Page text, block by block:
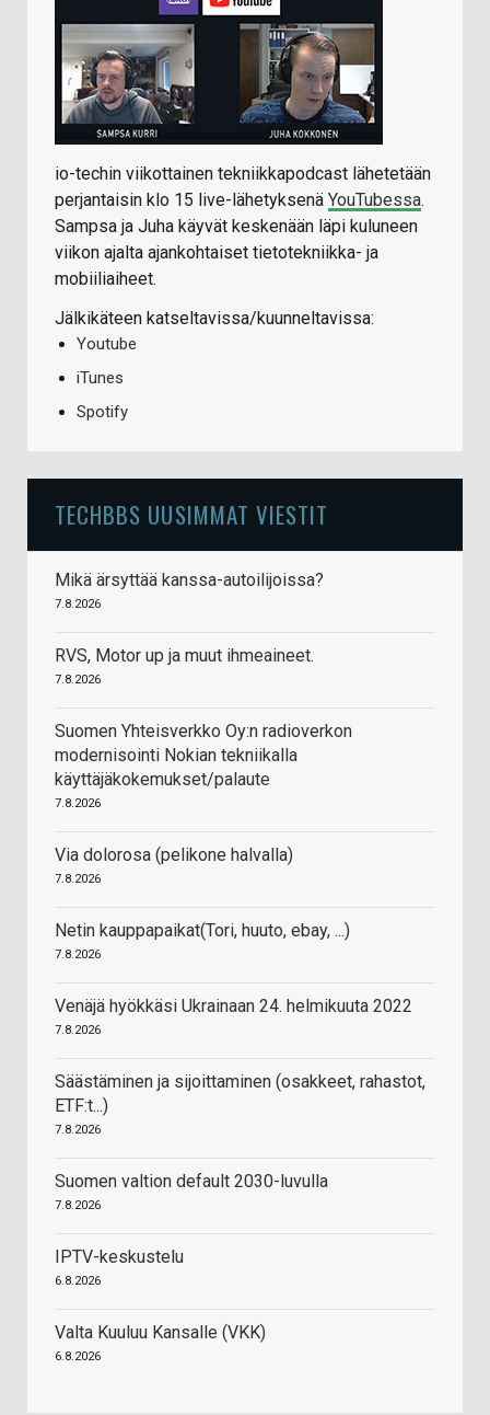
io-techin viikottainen tekniikkapodcast lähetetään
perjantaisin klo 15 live-lähetyksenä YouTubessa.
Sampsa ja Juha käyvät keskenään läpi kuluneen
viikon ajalta ajankohtaiset tietotekniikka- ja
mobiiliaiheet.
Jälkikäteen katseltavissa/kuunneltavissa:
Youtube
iTunes
Spotify
TECHBBS UUSIMMAT VIESTIT
Mikä ärsyttää kanssa-autoilijoissa?
7.8.2026
RVS, Motor up ja muut ihmeaineet.
7.8.2026
Suomen Yhteisverkko Oy:n radioverkon
modernisointi Nokian tekniikalla
käyttäjäkokemukset/palaute
7.8.2026
Via dolorosa (pelikone halvalla)
7.8.2026
Netin kauppapaikat(Tori, huuto, ebay, ...)
7.8.2026
Venäjä hyökkäsi Ukrainaan 24. helmikuuta 2022
7.8.2026
Säästäminen ja sijoittaminen (osakkeet, rahastot,
ETF:t...)
7.8.2026
Suomen valtion default 2030-luvulla
7.8.2026
IPTV-keskustelu
6.8.2026
Valta Kuuluu Kansalle (VKK)
6.8.2026